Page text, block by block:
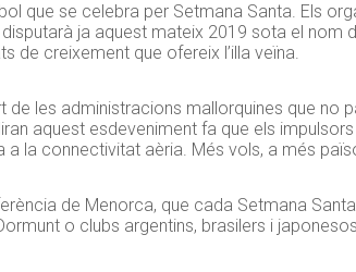
que se celebra per Setmana Santa. Els
ja aquest mateix 2019 sota el nom
de creixement que ofereix l’illa veïna.
les administracions mallorquines que no
aquest esdeveniment fa que els
a la connectivitat aèria. Més vols, a més
de Menorca, que cada Setmana
o clubs argentins, brasilers i